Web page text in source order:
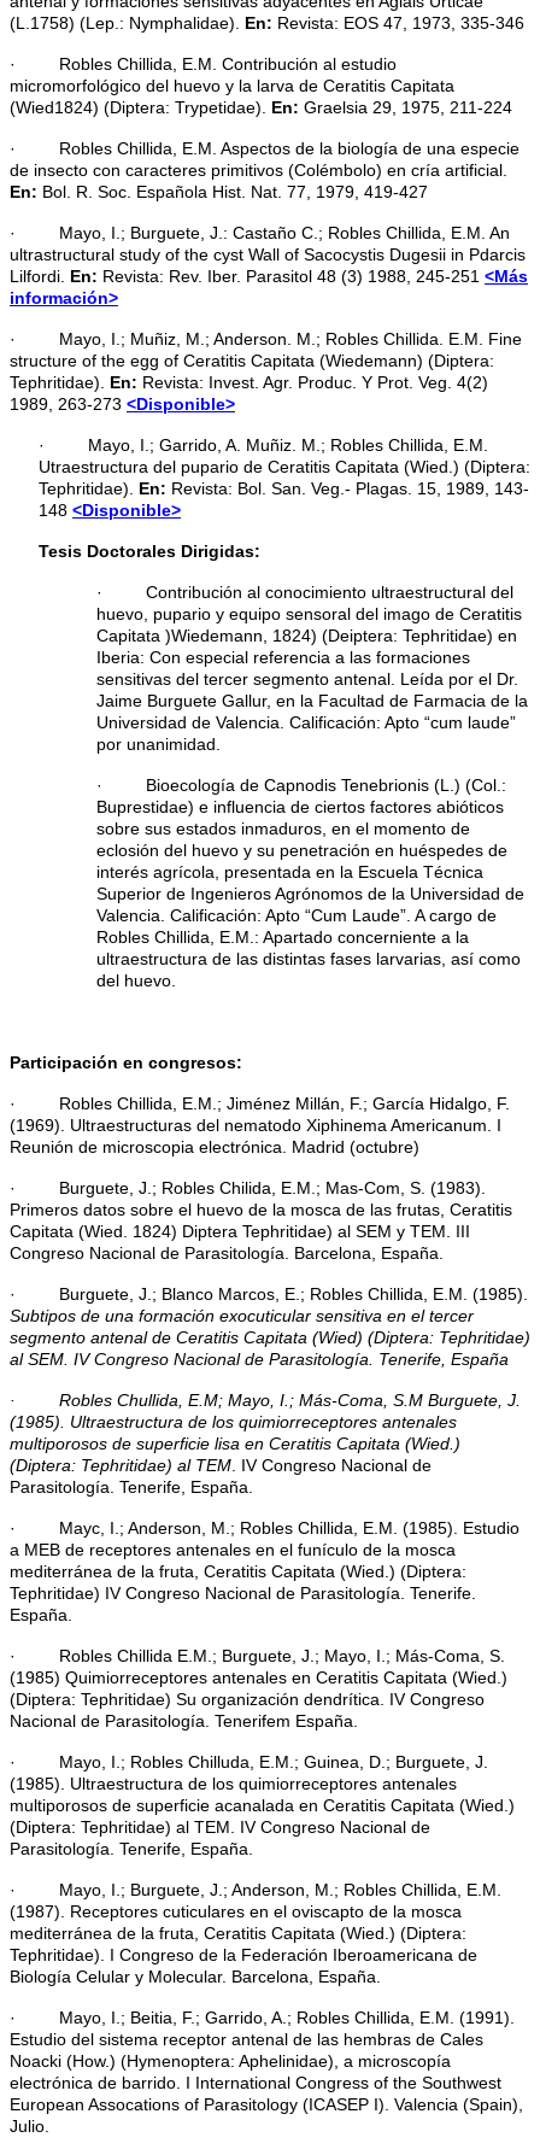
(L.1758) (Lep.: Nymphalidae). En: Revista: EOS 47, 1973, 335-346
· Robles Chillida, E.M. Contribución al estudio
micromorfológico del huevo y la larva de Ceratitis Capitata
(Wied1824) (Diptera: Trypetidae). En: Graelsia 29, 1975, 211-224
· Robles Chillida, E.M. Aspectos de la biología de una especie
de insecto con caracteres primitivos (Colémbolo) en cría artificial.
En: Bol. R. Soc. Española Hist. Nat. 77, 1979, 419-427
· Mayo, I.; Burguete, J.: Castaño C.; Robles Chillida, E.M. An
ultrastructural study of the cyst Wall of Sacocystis Dugesii in Pdarcis
Lilfordi. En: Revista: Rev. Iber. Parasitol 48 (3) 1988, 245-251 <Más
información>
· Mayo, I.; Muñiz, M.; Anderson. M.; Robles Chillida. E.M. Fine
structure of the egg of Ceratitis Capitata (Wiedemann) (Diptera:
Tephritidae). En: Revista: Invest. Agr. Produc. Y Prot. Veg. 4(2)
1989, 263-273 <Disponible>
· Mayo, I.; Garrido, A. Muñiz. M.; Robles Chillida, E.M.
Utraestructura del pupario de Ceratitis Capitata (Wied.) (Diptera:
Tephritidae). En: Revista: Bol. San. Veg.- Plagas. 15, 1989, 143-
148 <Disponible>
Tesis Doctorales Dirigidas:
· Contribución al conocimiento ultraestructural del
huevo, pupario y equipo sensoral del imago de Ceratitis
Capitata )Wiedemann, 1824) (Deiptera: Tephritidae) en
Iberia: Con especial referencia a las formaciones
sensitivas del tercer segmento antenal. Leída por el Dr.
Jaime Burguete Gallur, en la Facultad de Farmacia de la
Universidad de Valencia. Calificación: Apto “cum laude”
por unanimidad.
· Bioecología de Capnodis Tenebrionis (L.) (Col.:
Buprestidae) e influencia de ciertos factores abióticos
sobre sus estados inmaduros, en el momento de
eclosión del huevo y su penetración en huéspedes de
interés agrícola, presentada en la Escuela Técnica
Superior de Ingenieros Agrónomos de la Universidad de
Valencia. Calificación: Apto “Cum Laude”. A cargo de
Robles Chillida, E.M.: Apartado concerniente a la
ultraestructura de las distintas fases larvarias, así como
del huevo.
Participación en congresos:
· Robles Chillida, E.M.; Jiménez Millán, F.; García Hidalgo, F.
(1969). Ultraestructuras del nematodo Xiphinema Americanum. I
Reunión de microscopia electrónica. Madrid (octubre)
· Burguete, J.; Robles Chilida, E.M.; Mas-Com, S. (1983).
Primeros datos sobre el huevo de la mosca de las frutas, Ceratitis
Capitata (Wied. 1824) Diptera Tephritidae) al SEM y TEM. III
Congreso Nacional de Parasitología. Barcelona, España.
· Burguete, J.; Blanco Marcos, E.; Robles Chillida, E.M. (1985).
Subtipos de una formación exocuticular sensitiva en el tercer
segmento antenal de Ceratitis Capitata (Wied) (Diptera: Tephritidae)
al SEM. IV Congreso Nacional de Parasitología. Tenerife, España
· Robles Chullida, E.M; Mayo, I.; Más-Coma, S.M Burguete, J.
(1985). Ultraestructura de los quimiorreceptores antenales
multiporosos de superficie lisa en Ceratitis Capitata (Wied.)
(Diptera: Tephritidae) al TEM . IV Congreso Nacional de
Parasitología. Tenerife, España.
· Mayc, I.; Anderson, M.; Robles Chillida, E.M. (1985). Estudio
a MEB de receptores antenales en el funículo de la mosca
mediterránea de la fruta, Ceratitis Capitata (Wied.) (Diptera:
Tephritidae) IV Congreso Nacional de Parasitología. Tenerife.
España.
· Robles Chillida E.M.; Burguete, J.; Mayo, I.; Más-Coma, S.
(1985) Quimiorreceptores antenales en Ceratitis Capitata (Wied.)
(Diptera: Tephritidae) Su organización dendrítica. IV Congreso
Nacional de Parasitología. Tenerifem España.
· Mayo, I.; Robles Chilluda, E.M.; Guinea, D.; Burguete, J.
(1985). Ultraestructura de los quimiorreceptores antenales
multiporosos de superficie acanalada en Ceratitis Capitata (Wied.)
(Diptera: Tephritidae) al TEM. IV Congreso Nacional de
Parasitología. Tenerife, España.
· Mayo, I.; Burguete, J.; Anderson, M.; Robles Chillida, E.M.
(1987). Receptores cuticulares en el oviscapto de la mosca
mediterránea de la fruta, Ceratitis Capitata (Wied.) (Diptera:
Tephritidae). I Congreso de la Federación Iberoamericana de
Biología Celular y Molecular. Barcelona, España.
· Mayo, I.; Beitia, F.; Garrido, A.; Robles Chillida, E.M. (1991).
Estudio del sistema receptor antenal de las hembras de Cales
Noacki (How.) (Hymenoptera: Aphelinidae), a microscopía
electrónica de barrido. I International Congress of the Southwest
European Assocations of Parasitology (ICASEP I). Valencia (Spain),
Julio.